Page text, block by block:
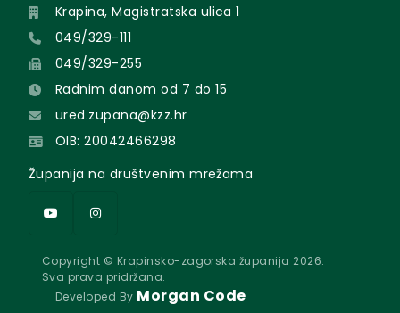
Krapina, Magistratska ulica 1
049/329-111
049/329-255
Radnim danom od 7 do 15
ured.zupana@kzz.hr
OIB: 20042466298
Županija na društvenim mrežama
Copyright © Krapinsko-zagorska županija 2026.
Sva prava pridržana.
Developed By Morgan Code